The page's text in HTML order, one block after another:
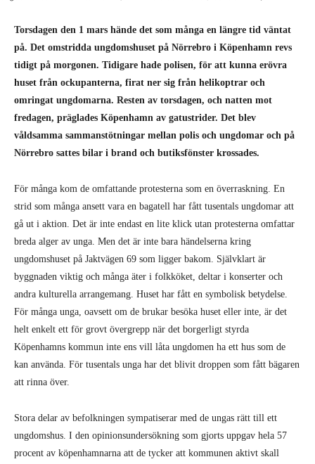
Torsdagen den 1 mars hände det som många en längre tid väntat
på. Det omstridda ungdomshuset på Nörrebro i Köpenhamn revs
tidigt på morgonen. Tidigare hade polisen, för att kunna erövra
huset från ockupanterna, firat ner sig från helikoptrar och
omringat ungdomarna. Resten av torsdagen, och natten mot
fredagen, präglades Köpenhamn av gatustrider. Det blev
våldsamma sammanstötningar mellan polis och ungdomar och på
Nörrebro sattes bilar i brand och butiksfönster krossades.
För många kom de omfattande protesterna som en överraskning. En
strid som många ansett vara en bagatell har fått tusentals ungdomar att
gå ut i aktion. Det är inte endast en lite klick utan protesterna omfattar
breda alger av unga. Men det är inte bara händelserna kring
ungdomshuset på Jaktvägen 69 som ligger bakom. Självklart är
byggnaden viktig och många äter i folkköket, deltar i konserter och
andra kulturella arrangemang. Huset har fått en symbolisk betydelse.
För många unga, oavsett om de brukar besöka huset eller inte, är det
helt enkelt ett för grovt övergrepp när det borgerligt styrda
Köpenhamns kommun inte ens vill låta ungdomen ha ett hus som de
kan använda. För tusentals unga har det blivit droppen som fått bägaren
att rinna över.
Stora delar av befolkningen sympatiserar med de ungas rätt till ett
ungdomshus. I den opinionsundersökning som gjorts uppgav hela 57
procent av köpenhamnarna att de tycker att kommunen aktivt skall